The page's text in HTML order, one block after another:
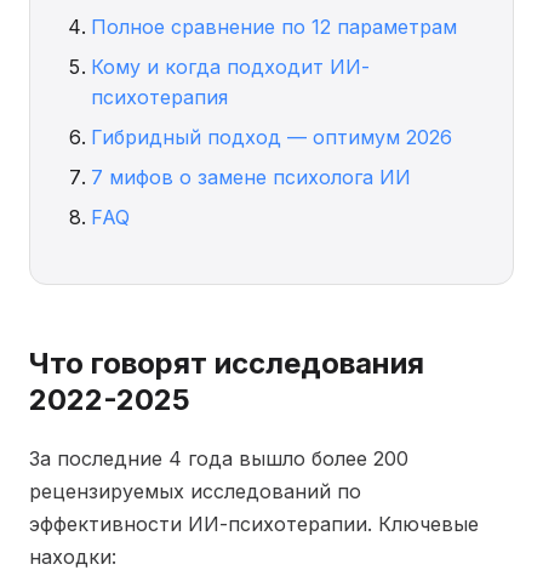
Полное сравнение по 12 параметрам
Кому и когда подходит ИИ-
психотерапия
Гибридный подход — оптимум 2026
7 мифов о замене психолога ИИ
FAQ
Что говорят исследования
2022-2025
За последние 4 года вышло более 200
рецензируемых исследований по
эффективности ИИ-психотерапии. Ключевые
находки: